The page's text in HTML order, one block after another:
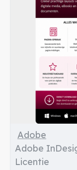
Adobe
Adobe
Licentie